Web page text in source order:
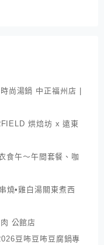
尚湯鍋 中正福州店 |
烘焙坊 x 遠東
食午～午間套餐、咖
燒•雞白湯關東煮西
公館店
豆咘豆咘豆腐鍋專